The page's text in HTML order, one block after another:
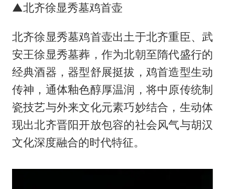
▲北齐徐显秀墓鸡首壶
北齐徐显秀墓鸡首壶出土于北齐重臣、武
安王徐显秀墓葬，作为北朝至隋代盛行的
经典酒器，器型舒展挺拔，鸡首造型生动
传神，通体釉色醇厚温润，将中原传统制
瓷技艺与外来文化元素巧妙结合，生动体
现出北齐晋阳开放包容的社会风气与胡汉
文化深度融合的时代特征。